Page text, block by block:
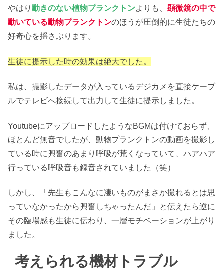
やはり 動きのない植物プランクトンよりも、 顕微鏡の中で
動いている動物プランクトンのほうが圧倒的に生徒たちの
好奇心を揺さぶります。
生徒に提示した時の効果は絶大でした。
私は、撮影したデータが入っているデジカメを直接ケーブ
ルでテレビへ接続して出力して生徒に提示しました。
YoutubeにアップロードしたようなBGMは付けておらず、
ほとんど無音でしたが、動物プランクトンの動画を撮影し
ている時に興奮のあまり呼吸が荒くなっていて、ハアハア
行っている呼吸音も録音されていました（笑）
しかし、「先生もこんなに凄いものがまさか撮れるとは思
っていなかったから興奮しちゃったんだ」と伝えたら逆に
その臨場感も生徒に伝わり、一層モチベーションが上がり
ました。
考えられる機材トラブル